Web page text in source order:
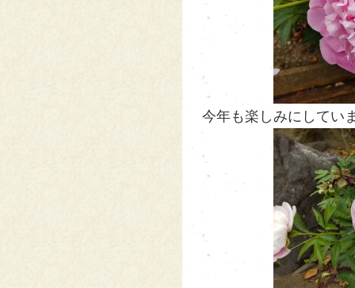
今年も楽しみにしてい